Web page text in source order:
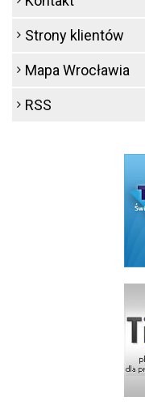
Strony klientów
Mapa Wrocławia
RSS